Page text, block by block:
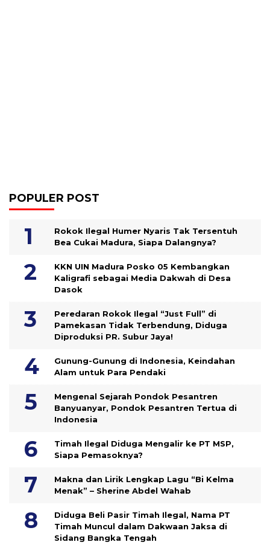
POPULER POST
Rokok Ilegal Humer Nyaris Tak Tersentuh
Bea Cukai Madura, Siapa Dalangnya?
KKN UIN Madura Posko 05 Kembangkan
Kaligrafi sebagai Media Dakwah di Desa
Dasok
Peredaran Rokok Ilegal “Just Full” di
Pamekasan Tidak Terbendung, Diduga
Diproduksi PR. Subur Jaya!
Gunung-Gunung di Indonesia, Keindahan
Alam untuk Para Pendaki
Mengenal Sejarah Pondok Pesantren
Banyuanyar, Pondok Pesantren Tertua di
Indonesia
Timah Ilegal Diduga Mengalir ke PT MSP,
Siapa Pemasoknya?
Makna dan Lirik Lengkap Lagu “Bi Kelma
Menak” – Sherine Abdel Wahab
Diduga Beli Pasir Timah Ilegal, Nama PT
Timah Muncul dalam Dakwaan Jaksa di
Sidang Bangka Tengah